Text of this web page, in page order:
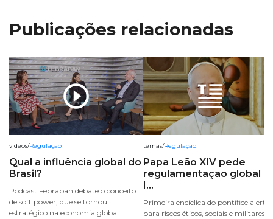
Publicações relacionadas
play_circle_outline
videos/Regulação
Qual a influência global do
Brasil?
Podcast Febraban debate o conceito
de soft power, que se tornou
estratégico na economia global
temas/Regulação
Papa Leão XIV pede
regulamentação global
I...
Primeira encíclica do pontífice alerta
para riscos éticos, sociais e militares